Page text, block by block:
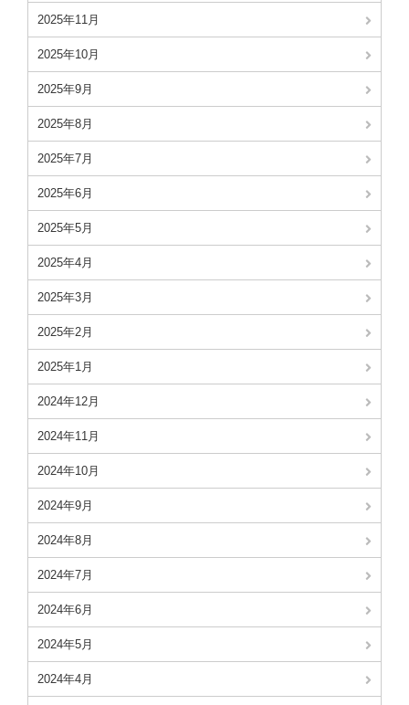
2025年11月
2025年10月
2025年9月
2025年8月
2025年7月
2025年6月
2025年5月
2025年4月
2025年3月
2025年2月
2025年1月
2024年12月
2024年11月
2024年10月
2024年9月
2024年8月
2024年7月
2024年6月
2024年5月
2024年4月